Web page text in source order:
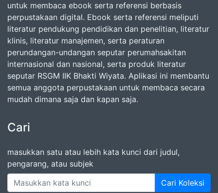
untuk membaca ebook serta referensi berbasis
perpustakaan digital. Ebook serta referensi meliputi
literatur pendukung pendidikan dan penelitian, literatur
klinis, literatur manajemen, serta peraturan
perundangan-undangan seputar perumahsakitan
internasional dan nasional, serta produk literatur
seputar RSGM IIK Bhakti Wiyata. Aplikasi ini membantu
semua anggota perpustakaan untuk membaca secara
mudah dimana saja dan kapan saja.
Cari
masukkan satu atau lebih kata kunci dari judul,
pengarang, atau subjek
Cari Koleksi